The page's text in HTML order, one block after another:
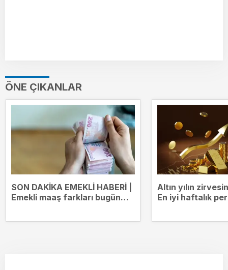
ÖNE ÇIKANLAR
SON DAKİKA EMEKLİ HABERİ |
Emekli maaş farkları bugün
Altın yılın
En iyi haftalık